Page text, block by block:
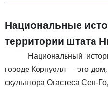
Национальные
территории штата
Национальный
городе Корнуолл — это дом,
скульптора Огастеса Сен-